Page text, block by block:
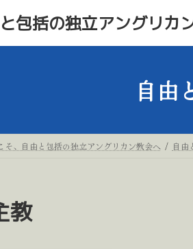
包括の独立アングリカ
自由
そ、自由と包括の独立アングリカン教会へ 自由
教